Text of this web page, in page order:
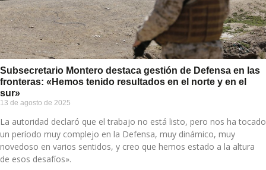
Subsecretario Montero destaca gestión de Defensa en las
fronteras: «Hemos tenido resultados en el norte y en el
sur»
13 de agosto de 2025
La autoridad declaró que el trabajo no está listo, pero nos ha tocado
un período muy complejo en la Defensa, muy dinámico, muy
novedoso en varios sentidos, y creo que hemos estado a la altura
de esos desafíos».